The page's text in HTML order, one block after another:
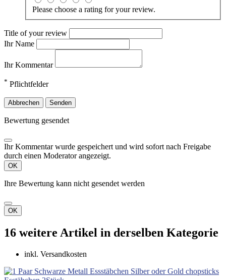
Please choose a rating for your review.
Title of your review
Ihr Name
Ihr Kommentar
* Pflichtfelder
Abbrechen Senden
Bewertung gesendet
Ihr Kommentar wurde gespeichert und wird sofort nach Freigabe
durch einen Moderator angezeigt.
OK
Ihre Bewertung kann nicht gesendet werden
OK
16 weitere Artikel in derselben Kategorie
inkl. Versandkosten